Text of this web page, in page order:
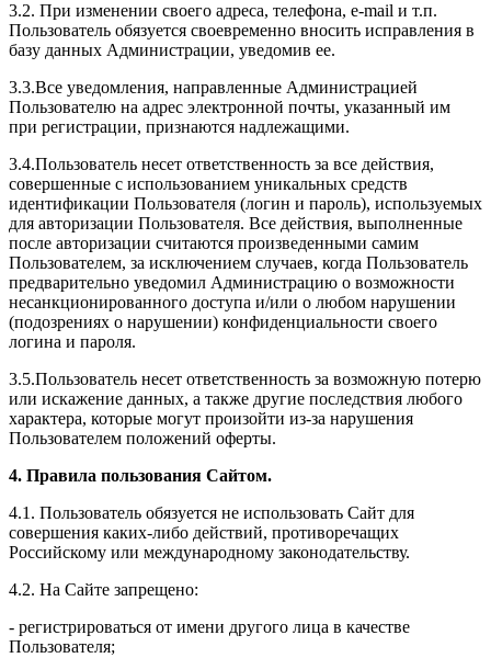
3.2. При изменении своего адреса, телефона, e-mail и т.п.
Пользователь обязуется своевременно вносить исправления в
базу данных Администрации, уведомив ее.
3.3.Все уведомления, направленные Администрацией
Пользователю на адрес электронной почты, указанный им
при регистрации, признаются надлежащими.
3.4.Пользователь несет ответственность за все действия,
совершенные с использованием уникальных средств
идентификации Пользователя (логин и пароль), используемых
для авторизации Пользователя. Все действия, выполненные
после авторизации считаются произведенными самим
Пользователем, за исключением случаев, когда Пользователь
предварительно уведомил Администрацию о возможности
несанкционированного доступа и/или о любом нарушении
(подозрениях о нарушении) конфиденциальности своего
логина и пароля.
3.5.Пользователь несет ответственность за возможную потерю
или искажение данных, а также другие последствия любого
характера, которые могут произойти из-за нарушения
Пользователем положений оферты.
4. Правила пользования Сайтом.
4.1. Пользователь обязуется не использовать Сайт для
совершения каких-либо действий, противоречащих
Российскому или международному законодательству.
4.2. На Сайте запрещено:
- регистрироваться от имени другого лица в качестве
Пользователя;